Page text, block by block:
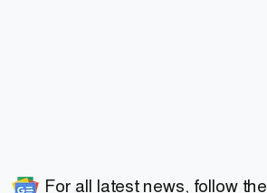
For all latest news, follow the